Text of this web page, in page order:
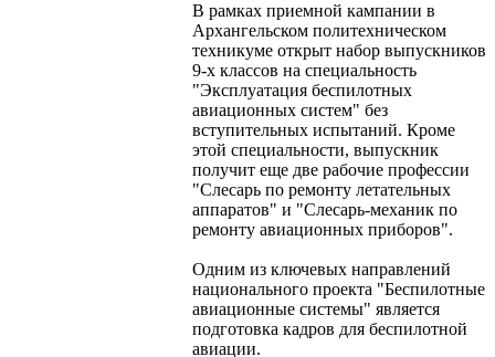
В рамках приемной кампании в
Архангельском политехническом
техникуме открыт набор выпускников
9-х классов на специальность
"Эксплуатация беспилотных
авиационных систем" без
вступительных испытаний. Кроме
этой специальности, выпускник
получит еще две рабочие профессии
"Слесарь по ремонту летательных
аппаратов" и "Слесарь-механик по
ремонту авиационных приборов".
Одним из ключевых направлений
национального проекта "Беспилотные
авиационные системы" является
подготовка кадров для беспилотной
авиации.